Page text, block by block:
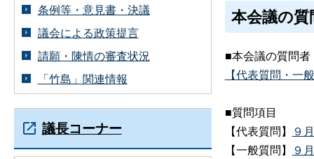
本会議の質
■本会議の質問者
【代表質問・一
■質問項目
【代表質問】
９
【一般質問】
９
条例等・意見書・決議
議会による政策提言
請願・陳情の審査状況
「竹島」関連情報
議長コーナー